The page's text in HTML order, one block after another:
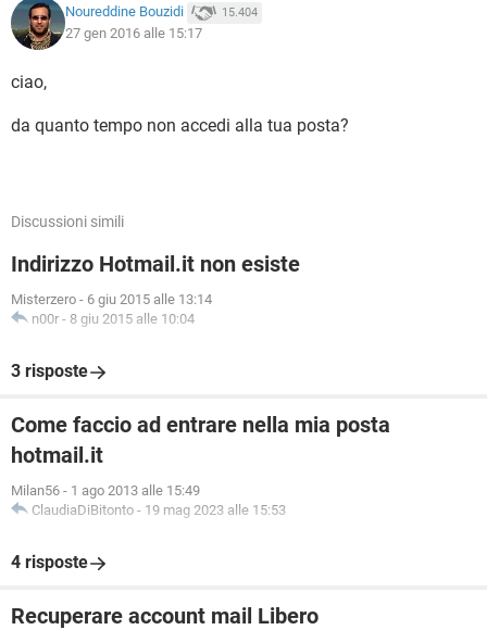
Noureddine Bouzidi 15.404
27 gen 2016 alle 15:17
ciao,
da quanto tempo non accedi alla tua posta?
Discussioni simili
Indirizzo Hotmail.it non esiste
Misterzero - 6 giu 2015 alle 13:14
n00r - 8 giu 2015 alle 10:04
3 risposte
Come faccio ad entrare nella mia posta
hotmail.it
Milan56 - 1 ago 2013 alle 15:49
ClaudiaDiBitonto - 19 mag 2023 alle 15:53
4 risposte
Recuperare account mail Libero